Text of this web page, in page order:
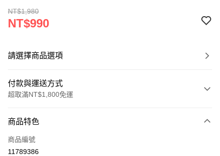
NT$1,980
NT$990
請選擇商品選項
付款與運送方式
超取滿NT$1,800免運
信用卡一次付款
超商取貨付款
商品特色
商品編號
11789386